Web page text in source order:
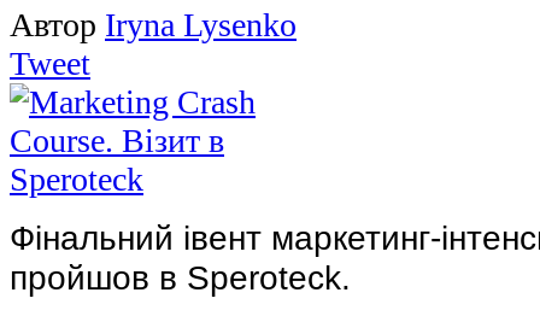
Автор Iryna Lysenko
Tweet
Фінальний івент маркетинг-
пройшов в Speroteck.